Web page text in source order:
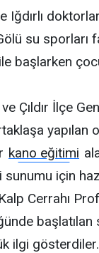
Iğdırlı
su sporları
başlarken
Çıldır İlçe
yapılan
kano eğitimi
için
Cerrahı
başlatılan
ilgi